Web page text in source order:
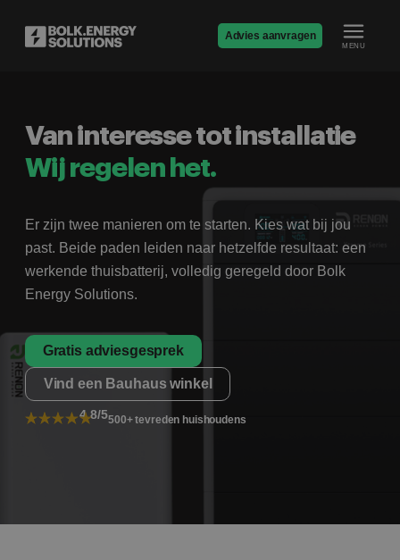
Advies aanvragen
MENU
Van interesse tot installatie
Wij regelen het.
Er zijn twee manieren om te starten. Kies wat bij jou
past. Beide paden leiden naar hetzelfde resultaat: een
werkende thuisbatterij, volledig geregeld door Bolk
Energy Solutions.
Gratis adviesgesprek
Vind een Bauhaus winkel
4.8/5500+ tevreden huishoudens